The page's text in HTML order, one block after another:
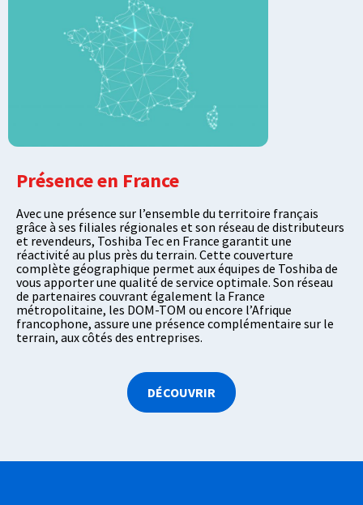
Présence en France
Avec une présence sur l’ensemble du territoire français
grâce à ses filiales régionales et son réseau de distributeurs
et revendeurs, Toshiba Tec en France garantit une
réactivité au plus près du terrain. Cette couverture
complète géographique permet aux équipes de Toshiba de
vous apporter une qualité de service optimale. Son réseau
de partenaires couvrant également la France
métropolitaine, les DOM-TOM ou encore l’Afrique
francophone, assure une présence complémentaire sur le
terrain, aux côtés des entreprises.
DÉCOUVRIR